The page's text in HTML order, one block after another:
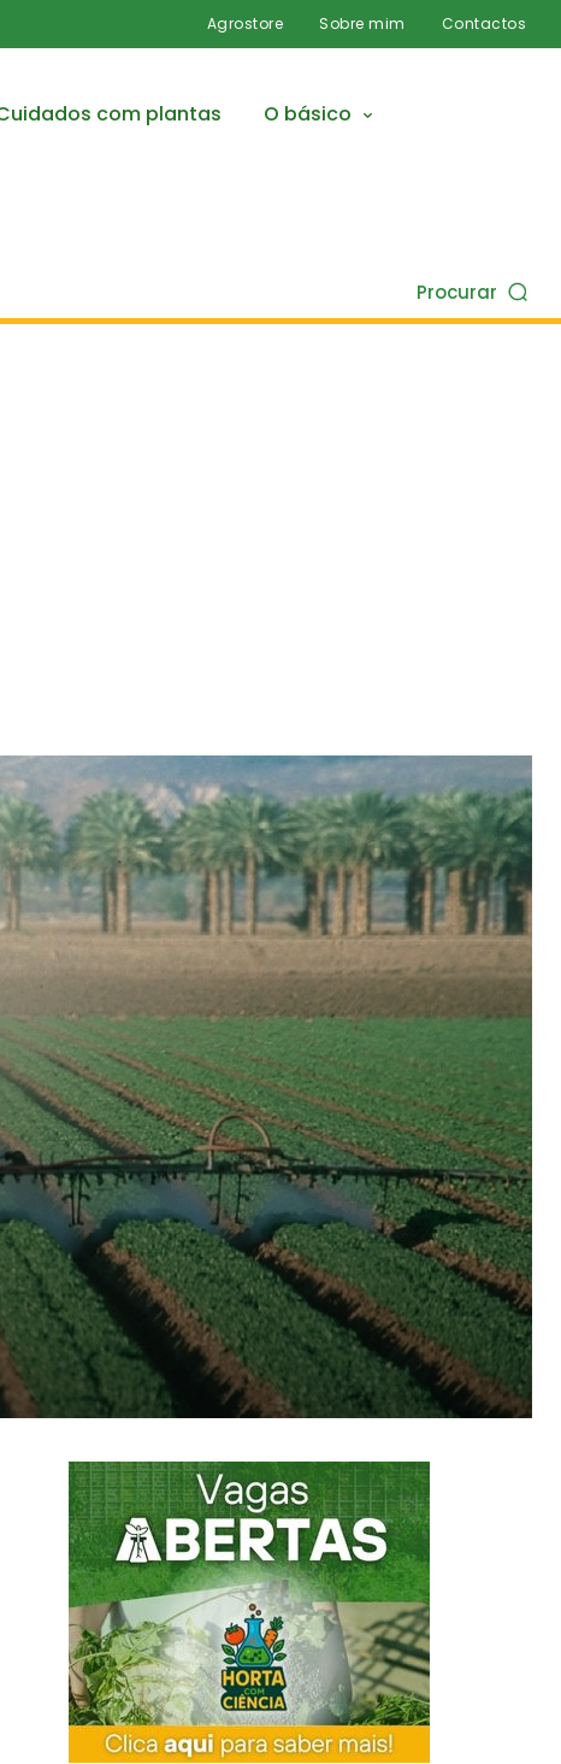
Agrostore Sobre mim Contactos
com plantas O básico
Procurar